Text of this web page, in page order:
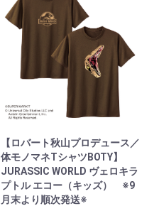
【ロバート秋山プロデュース／
体モノマネTシャツBOTY】
JURASSIC WORLD ヴェロキラ
プトル エコー（キッズ） ※9
月末より順次発送※